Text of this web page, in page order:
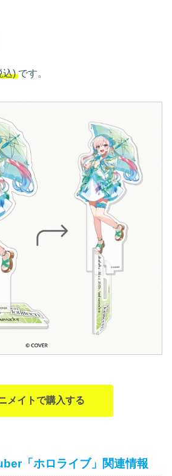
込) です。
メイトで購入する
「ホロライブ」関連情報